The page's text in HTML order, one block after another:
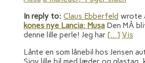
In reply to: Claus Ebberfeld wrote
kones nye Lancia: Musa Den MÅ
denne lille perle! Jeg har […] Vis
Lånte en som lånebil hos Jensen